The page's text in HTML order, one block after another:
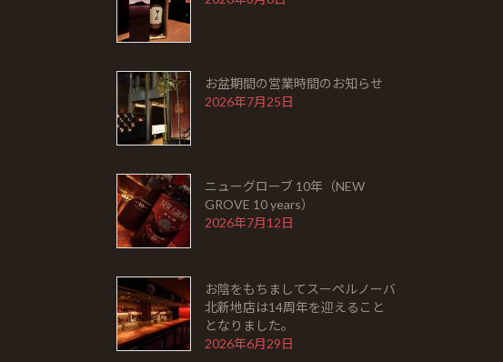
お盆期間の営業時間のお知らせ
2026年7月25日
ニューグローブ 10年（NEW
GROVE 10 years）
2026年7月12日
お陰をもちましてスーペルノーバ
北新地店は14周年を迎えること
となりました。
2026年6月29日